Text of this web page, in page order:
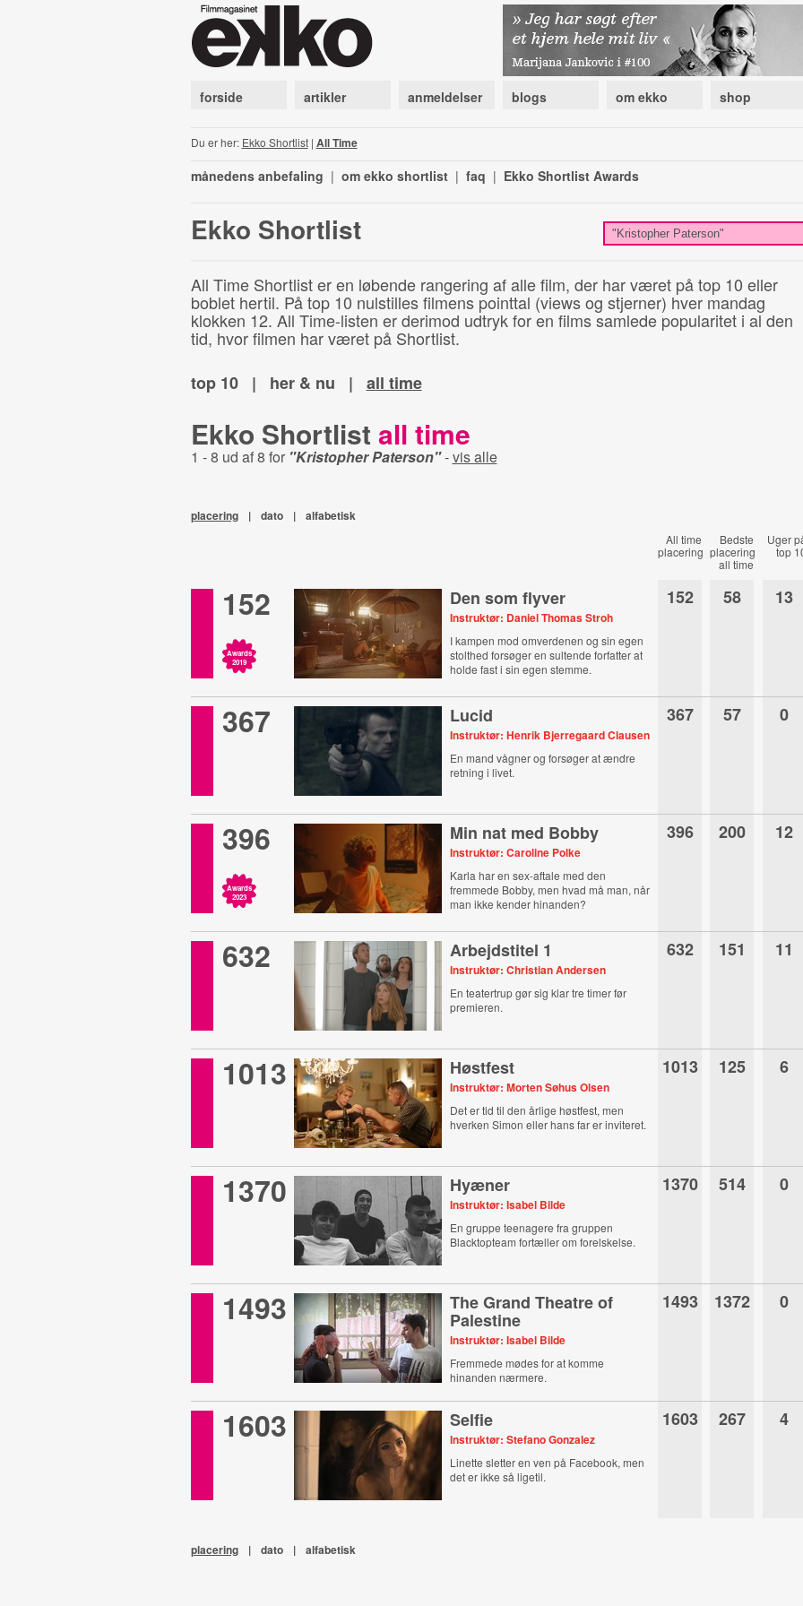
forside artikler anmeldelser blogs om ekko shop
Du er her: Ekko Shortlist| All Time
månedens anbefaling | om ekko shortlist | faq | Ekko Shortlist Awards
Ekko Shortlist
All Time Shortlist er en løbende rangering af alle film, der har været på top 10 eller
boblet hertil. På top 10 nulstilles filmens pointtal (views og stjerner) hver mandag
klokken 12. All Time-listen er derimod udtryk for en films samlede popularitet i al den
tid, hvor filmen har været på Shortlist.
top 10
| her & nu | all time
Ekko Shortlist all time
1 - 8 ud af 8 for "Kristopher Paterson"-vis alle
placering | dato | alfabetisk
All time
placering
Bedste
placering
all time
Uger
top
152
Awards
2019
Den som flyver
Instruktør: Daniel Thomas Stroh
I kampen mod omverdenen og sin egen
stolthed forsøger en sultende forfatter at
holde fast i sin egen stemme.
152 58 13
367 Lucid
Instruktør: Henrik Bjerregaard Clausen
En mand vågner og forsøger at ændre
retning i livet.
367 57 0
396
Awards
2023
Min nat med Bobby
Instruktør: Caroline Polke
Karla har en sex-aftale med den
fremmede Bobby, men hvad må man, når
man ikke kender hinanden?
396 200 12
632 Arbejdstitel 1
Instruktør: Christian Andersen
En teatertrup gør sig klar tre timer før
premieren.
632 151 11
1013 Høstfest
Instruktør: Morten Søhus Olsen
Det er tid til den årlige høstfest, men
hverken Simon eller hans far er inviteret.
1013 125 6
1370 Hyæner
Instruktør: Isabel Bilde
En gruppe teenagere fra gruppen
Blacktopteam fortæller om forelskelse.
1370 514 0
1493 The Grand Theatre of
Palestine
Instruktør: Isabel Bilde
Fremmede mødes for at komme
hinanden nærmere.
1493 1372 0
1603 Selfie
Instruktør: Stefano Gonzalez
Linette sletter en ven på Facebook, men
det er ikke så ligetil.
1603 267 4
placering | dato | alfabetisk